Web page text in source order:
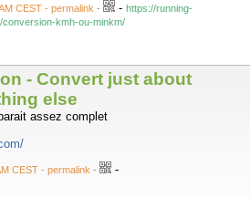
CEST - permalink - - https://running-
kmh-ou-minkm/
- Convert just about
else
assez complet
CEST - permalink - -